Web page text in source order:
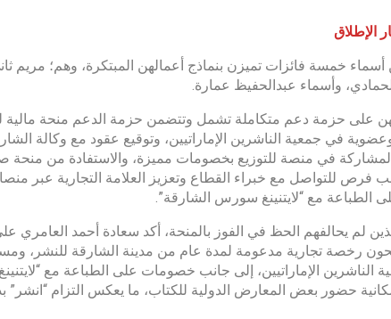
الإطلاق
خمسة فائزات تميزن بنماذج أعمالهن المبتكرة، وهم؛ مريم
وأسماء عبدالحفيظ عمارة.
حزمة دعم متكاملة تشمل وتتضمن حزمة الدعم منحة مالية
في جمعية الناشرين الإماراتيين، وتوقيع عقود مع وكالة
في منصة للتوزيع بخصومات مميزة، والاستفادة من
فرص للتواصل مع خبراء القطاع وتعزيز العلامة التجارية عبر
مع “لايتنينغ سورس الشارقة”.
لم يحالفهم الحظ في الفوز بالمنحة، أكد سعادة أحمد العامري
رخصة تجارية مدعومة لمدة عام من مدينة الشارقة للنشر،
الناشرين الإماراتيين، إلى جانب خصومات على الطباعة مع
حضور بعض المعارض الدولية للكتاب، ما يعكس التزام “انشر”